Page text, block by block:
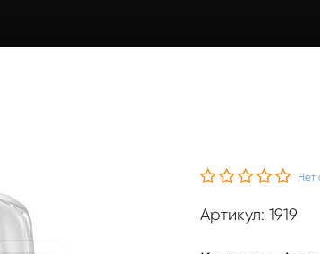
Нет
Артикул: 1919